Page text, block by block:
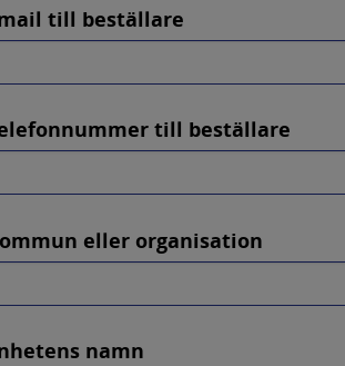
till beställare
till beställare
eller organisation
namn